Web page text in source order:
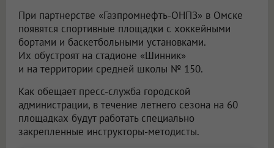
При партнерстве «Газпромнефть-ОНПЗ» в Омске
появятся спортивные площадки с хоккейными
бортами и баскетбольными установками.
Их обустроят на стадионе «Шинник»
и на территории средней школы № 150.
Как обещает пресс-служба городской
администрации, в течение летнего сезона на 60
площадках будут работать специально
закрепленные инструкторы-методисты.